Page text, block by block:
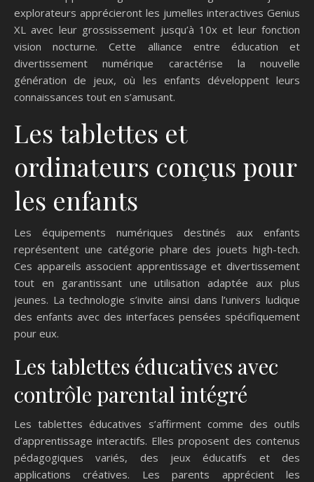
explorateurs apprécieront les jumelles interactives Genius
XL avec leur grossissement jusqu’à 10x et leur fonction
vision nocturne. Cette alliance entre éducation et
divertissement numérique caractérise la nouvelle
génération de jeux, où les enfants développent leurs
connaissances tout en s’amusant.
Les tablettes et
ordinateurs conçus pour
les enfants
Les équipements numériques destinés aux enfants
représentent une catégorie phare des jouets high-tech.
Ces appareils associent apprentissage et divertissement
tout en garantissant une utilisation adaptée aux plus
jeunes. La technologie s’invite ainsi dans l’univers ludique
des enfants avec des interfaces pensées spécifiquement
pour eux.
Les tablettes éducatives avec
contrôle parental intégré
Les tablettes éducatives s’affirment comme des outils
d’apprentissage interactifs. Elles proposent des contenus
pédagogiques variés, des jeux éducatifs et des
applications créatives. Les parents apprécient les